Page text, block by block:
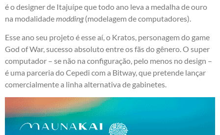
é o designer de Itajuípe que todo ano leva a medalha de ouro
na modalidade modding(modelagem de computadores).
Esse ano seu projeto é esse aí, o Kratos, personagem do game
God of War, sucesso absoluto entre os fãs do gênero. O super
computador – se não na configuração, pelo menos no design –
é uma parceria do Cepedi com a Bitway, que pretende lançar
comercialmente a linha alternativa de gabinetes.